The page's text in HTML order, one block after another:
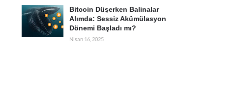
Bitcoin Düşerken Balinalar
Alımda: Sessiz Akümülasyon
Dönemi Başladı mı?
Nisan 16, 2025